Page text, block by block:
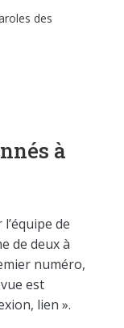
des
à
de
de deux à
numéro,
est
lien ».